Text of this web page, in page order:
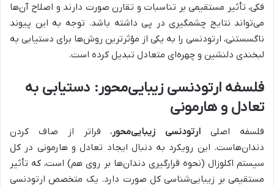
فکی، تأثیر مستقیمی بر تناسبات و تقارن صورت دارند و اصلاح آن‌ها
می‌تواند نتایج چشمگیری در پی داشته باشد. توجه به این پیوند
ناگسستنی، ارتودنسی را به یکی از مؤثرترین روش‌ها برای دستیابی به
لبخندی دلنشین و چهره‌ای متعادل تبدیل کرده است.
فلسفه ارتودنسی زیبایی‌محور: دستیابی به
تعادل و هارمونی
فلسفه اصلی ارتودنسی زیبایی‌محور، فراتر از صاف کردن
دندان‌هاست. این رویکرد به دنبال ایجاد تعادل و هارمونی در کل
سیستم اکلوزال (نحوه قرارگیری دندان‌ها بر روی هم) است، که تأثیر
مستقیمی بر زیبایی‌شناسی کل صورت دارد. یک متخصص ارتودنسی